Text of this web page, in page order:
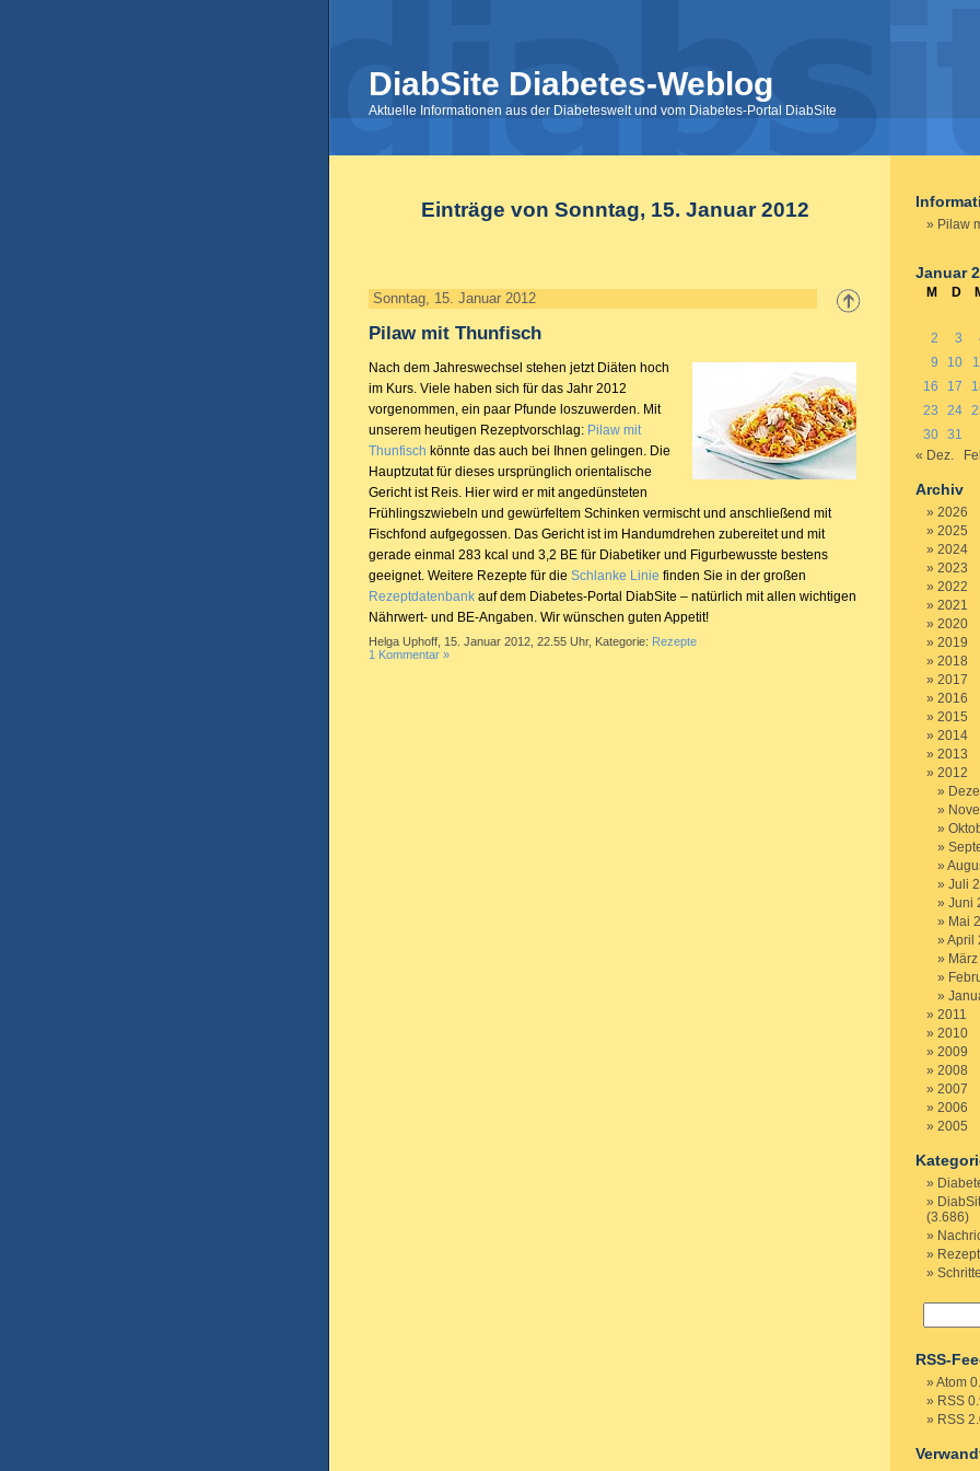
DiabSite Diabetes-Weblog
Aktuelle Informationen aus der Diabeteswelt und vom Diabetes-Portal DiabSite
Einträge von Sonntag, 15. Januar 2012
Sonntag, 15. Januar 2012
Pilaw mit Thunfisch
Nach dem Jahreswechsel stehen jetzt Diäten hoch
im Kurs. Viele haben sich für das Jahr 2012
vorgenommen, ein paar Pfunde loszuwerden. Mit
unserem heutigen Rezeptvorschlag: Pilaw mit
Thunfisch könnte das auch bei Ihnen gelingen. Die
Hauptzutat für dieses ursprünglich orientalische
Gericht ist Reis. Hier wird er mit angedünsteten
Frühlingszwiebeln und gewürfeltem Schinken vermischt und anschließend mit
Fischfond aufgegossen. Das Gericht ist im Handumdrehen zubereitet und mit
gerade einmal 283 kcal und 3,2 BE für Diabetiker und Figurbewusste bestens
geeignet. Weitere Rezepte für die Schlanke Linie finden Sie in der großen
Rezeptdatenbank auf dem Diabetes-Portal DiabSite – natürlich mit allen wichtigen
Nährwert- und BE-Angaben. Wir wünschen guten Appetit!
Helga Uphoff, 15. Januar 2012, 22.55 Uhr, Kategorie: Rezepte
1 Kommentar »
Pilaw
Januar
M D
2
3
9
10
16
17
23
24
30 31
« Dez.
Archiv
2026
2025
2024
2023
2022
2021
2020
2019
2018
2017
2016
2015
2014
2013
2012
Juli
Juni
Mai
April
2011
2010
2009
2008
2007
2006
2005
(3.686)
RSS-
Atom
RSS
RSS